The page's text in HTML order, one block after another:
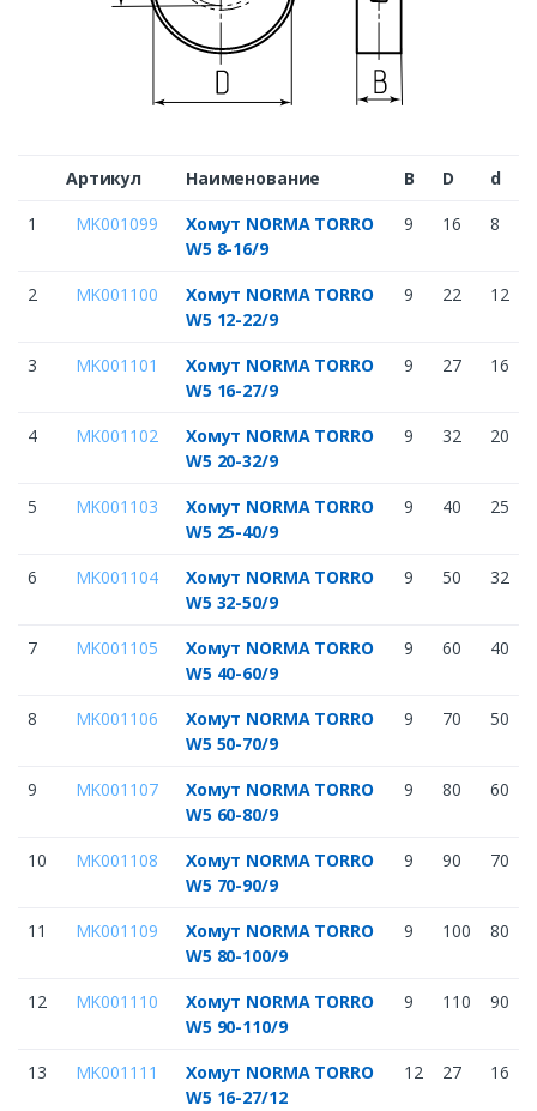
Артикул Наименование B D
d
1
MK001099
Хомут NORMA TORRO
W5 8-16/9
9 16 8
2 MK001100
Хомут NORMA TORRO
W5 12-22/9
9 22 12
3 MK001101
Хомут NORMA TORRO
W5 16-27/9
9 27 16
4 MK001102
Хомут NORMA TORRO
W5 20-32/9
9 32 20
5 MK001103
Хомут NORMA TORRO
W5 25-40/9
9 40 25
6 MK001104
Хомут NORMA TORRO
W5 32-50/9
9 50 32
7 MK001105
Хомут NORMA TORRO
W5 40-60/9
9 60 40
8 MK001106
Хомут NORMA TORRO
W5 50-70/9
9 70 50
9 MK001107
Хомут NORMA TORRO
W5 60-80/9
9 80 60
10 MK001108
Хомут NORMA TORRO
W5 70-90/9
9 90 70
11 MK001109
Хомут NORMA TORRO
W5 80-100/9
9 100 80
12 MK001110
Хомут NORMA TORRO
W5 90-110/9
9 110 90
13 MK001111
Хомут NORMA TORRO
W5 16-27/12
12 27 16